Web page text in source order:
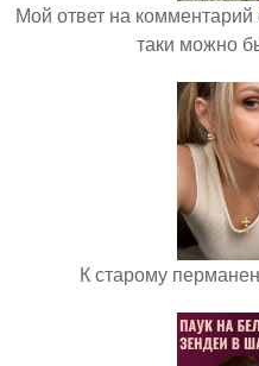
Мой ответ на
таки можно
К старому